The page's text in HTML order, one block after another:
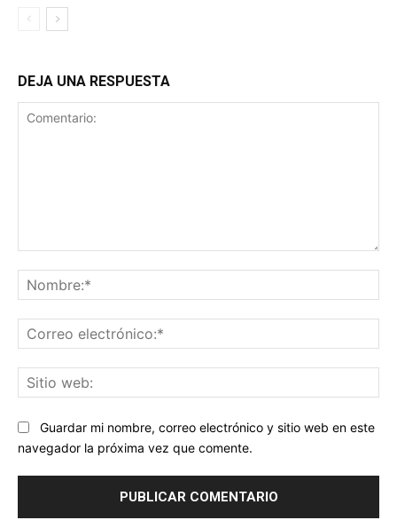
DEJA UNA RESPUESTA
Guardar mi nombre, correo electrónico y sitio web en este
navegador la próxima vez que comente.